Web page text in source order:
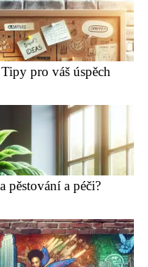
pro váš úspěch
pěstování a péči?